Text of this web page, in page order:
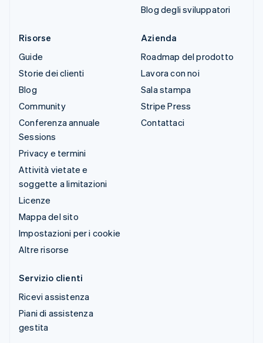
Blog degli sviluppatori
Risorse
Guide
Storie dei clienti
Blog
Community
Conferenza annuale
Sessions
Privacy e termini
Attività vietate e
soggette a limitazioni
Licenze
Mappa del sito
Impostazioni per i cookie
Altre risorse
Azienda
Roadmap del prodotto
Lavora con noi
Sala stampa
Stripe Press
Contattaci
Servizio clienti
Ricevi assistenza
Piani di assistenza
gestita